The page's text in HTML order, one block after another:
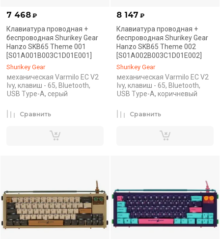
7 468 ₽
Клавиатура проводная +
беспроводная Shurikey Gear
Hanzo SKB65 Theme 001
[S01A001B003C1D01E001]
Shurikey Gear
механическая Varmilo EC V2
Ivy, клавиш - 65, Bluetooth,
USB Type-A, серый
Сравнить
8 147 ₽
Клавиатура проводная +
беспроводная Shurikey Gear
Hanzo SKB65 Theme 002
[S01A002B003C1D01E002]
Shurikey Gear
механическая Varmilo EC V2
Ivy, клавиш - 65, Bluetooth,
USB Type-A, коричневый
Сравнить